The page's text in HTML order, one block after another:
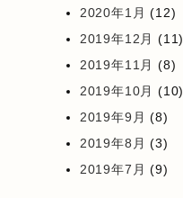
2020年1月 (12)
2019年12月 (11)
2019年11月 (8)
2019年10月 (10)
2019年9月 (8)
2019年8月 (3)
2019年7月 (9)